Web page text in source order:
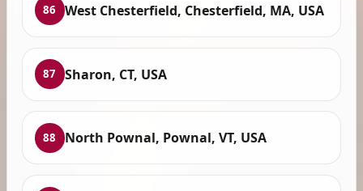
86 West Chesterfield, Chesterfield, MA, USA
87 Sharon, CT, USA
88 North Pownal, Pownal, VT, USA